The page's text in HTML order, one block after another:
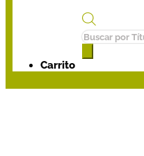
Búsqueda
de
Carrito